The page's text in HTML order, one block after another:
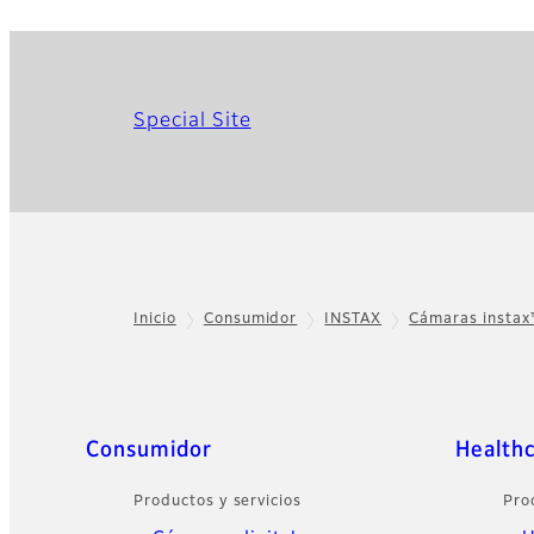
Special Site
Inicio Consumidor INSTAX Cámaras
Sitemap
Consumidor
Productos y servicios